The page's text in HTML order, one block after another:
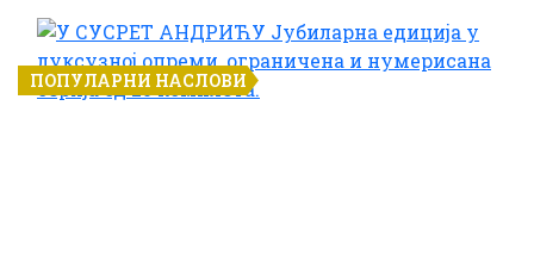
ПОПУЛАРНИ НАСЛОВИ